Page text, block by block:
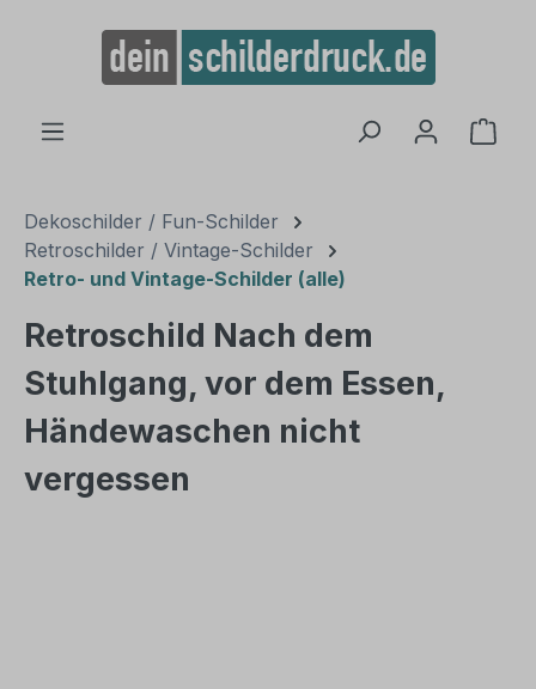
springen
Dekoschilder / Fun-Schilder
Retroschilder / Vintage-Schilder
Retro- und Vintage-Schilder (alle)
Retroschild Nach dem
Stuhlgang, vor dem Essen,
Händewaschen nicht
vergessen